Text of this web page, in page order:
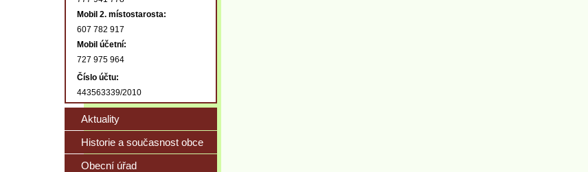
Mobil 2. místostarosta:
607 782 917
Mobil účetní:
727 975 964
Číslo účtu:
443563339/2010
Aktuality
Historie a současnost obce
Obecní úřad